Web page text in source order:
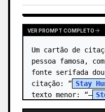
VER
VER PROMPT COMPLETO
Um cartão de
pessoa famosa,
fonte serifada
citação: “ Stay
texto menor: “—